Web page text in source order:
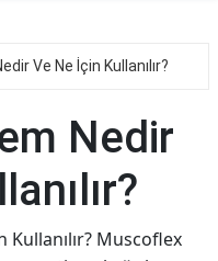
Ve Ne İçin Kullanılır?
Nedir
Muscoflex